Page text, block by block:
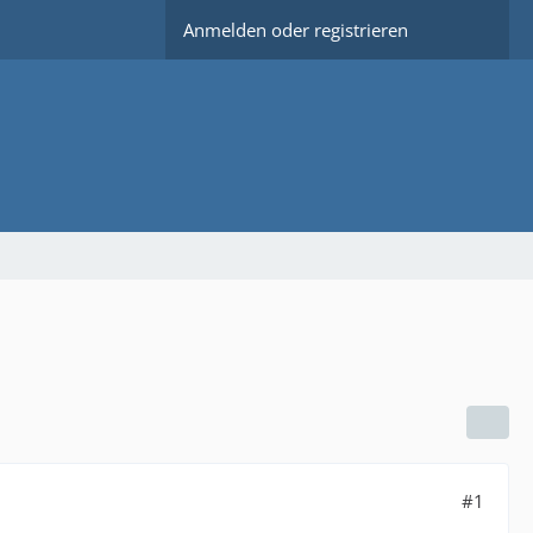
Anmelden oder registrieren
#1